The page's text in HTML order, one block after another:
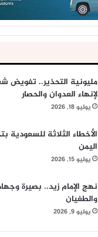
مليونية التحذير.. تفويض
لإنهاء العدوان والحصار
يوليو 18, 2026
الأخطاء الثلاثة للسعودية
اليمن
يوليو 15, 2026
نهج الإمام زيد.. بصيرة
والطغيان
يوليو 9, 2026